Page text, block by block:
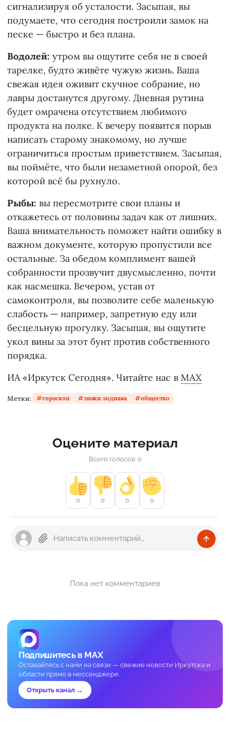
сигнализируя об усталости. Засыпая, вы
подумаете, что сегодня построили замок на
песке — быстро и без плана.
Водолей: утром вы ощутите себя не в своей
тарелке, будто живёте чужую жизнь. Ваша
свежая идея оживит скучное собрание, но
лавры достанутся другому. Дневная рутина
будет омрачена отсутствием любимого
продукта на полке. К вечеру появится порыв
написать старому знакомому, но лучше
ограничиться простым приветствием. Засыпая,
вы поймёте, что были незаметной опорой, без
которой всё бы рухнуло.
Рыбы: вы пересмотрите свои планы и
откажетесь от половины задач как от лишних.
Ваша внимательность поможет найти ошибку в
важном документе, которую пропустили все
остальные. За обедом комплимент вашей
собранности прозвучит двусмысленно, почти
как насмешка. Вечером, устав от
самоконтроля, вы позволите себе маленькую
слабость — например, запретную еду или
бесцельную прогулку. Засыпая, вы ощутите
укол вины за этот бунт против собственного
порядка.
ИА «Иркутск Сегодня». Читайте нас в MAX
Метки: гороскоп знаки зодиака общество
Оцените материал
Всего голосов: 0
0 0 0 0
Пока нет комментариев
Подпишитесь в MAX
Оставайтесь с нами на связи — свежие новости Иркутска и
области прямо в мессенджере.
Открыть канал →